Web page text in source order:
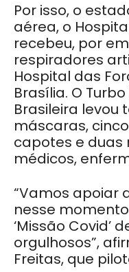
Por isso, o
aérea, o
recebeu, por
respiradores
Hospital das
Brasília. O
Brasileira levou
máscaras,
capotes e duas
médicos,
“Vamos apoiar
nesse
‘Missão Covid’
orgulhosos”,
Freitas, que